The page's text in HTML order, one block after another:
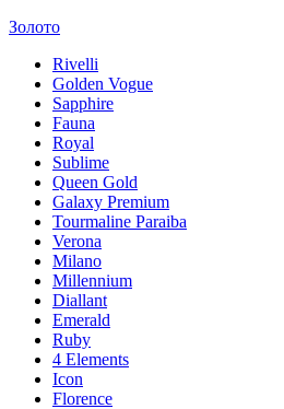
Золото
Rivelli
Golden Vogue
Sapphire
Fauna
Royal
Sublime
Queen Gold
Galaxy Premium
Tourmaline Paraiba
Verona
Milano
Millennium
Diallant
Emerald
Ruby
4 Elements
Icon
Florence